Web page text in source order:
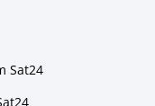
Sat24